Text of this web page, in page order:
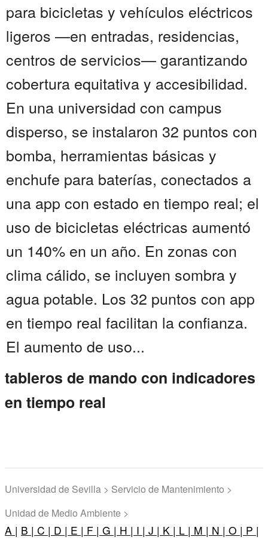
para bicicletas y vehículos eléctricos
ligeros —en entradas, residencias,
centros de servicios— garantizando
cobertura equitativa y accesibilidad.
En una universidad con campus
disperso, se instalaron 32 puntos con
bomba, herramientas básicas y
enchufe para baterías, conectados a
una app con estado en tiempo real; el
uso de bicicletas eléctricas aumentó
un 140% en un año. En zonas con
clima cálido, se incluyen sombra y
agua potable. Los 32 puntos con app
en tiempo real facilitan la confianza.
El aumento de uso...
tableros de mando con indicadores
en tiempo real
Universidad de Sevilla > Servicio de Mantenimiento >
Unidad de Medio Ambiente >
A | B | C | D | E | F | G | H | I | J | K | L | M | N | O | P |